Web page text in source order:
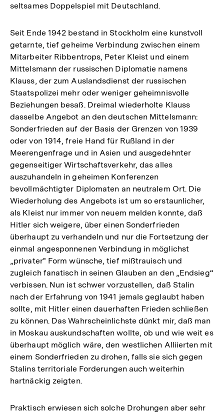
seltsames Doppelspiel mit Deutschland.
Seit Ende 1942 bestand in Stockholm eine kunstvoll
getarnte, tief geheime Verbindung zwischen einem
Mitarbeiter Ribbentrops, Peter Kleist und einem
Mittelsmann der russischen Diplomatie namens
Klauss, der zum Auslandsdienst der russischen
Staatspolizei mehr oder weniger geheimnisvolle
Beziehungen besaß. Dreimal wiederholte Klauss
dasselbe Angebot an den deutschen Mittelsmann:
Sonderfrieden auf der Basis der Grenzen von 1939
oder von 1914, freie Hand für Rußland in der
Meerengenfrage und in Asien und ausgedehnter
gegenseitiger Wirtschaftsverkehr, das alles
auszuhandeln in geheimen Konferenzen
bevollmächtigter Diplomaten an neutralem Ort. Die
Wiederholung des Angebots ist um so erstaunlicher,
als Kleist nur immer von neuem melden konnte, daß
Hitler sich weigere, über einen Sonderfrieden
überhaupt zu verhandeln und nur die Fortsetzung der
einmal angesponnenen Verbindung in möglichst
„privater" Form wünsche, tief mißtrauisch und
zugleich fanatisch in seinen Glauben an den „Endsieg“
verbissen. Nun ist schwer vorzustellen, daß Stalin
nach der Erfahrung von 1941 jemals geglaubt haben
sollte, mit Hitler einen dauerhaften Frieden schließen
zu können. Das Wahrscheinlichste dünkt mir, daß man
in Moskau auskundschaften wollte, ob und wie weit es
überhaupt möglich wäre, den westlichen Alliierten mit
einem Sonderfrieden zu drohen, falls sie sich gegen
Stalins territoriale Forderungen auch weiterhin
hartnäckig zeigten.
Praktisch erwiesen sich solche Drohungen aber sehr